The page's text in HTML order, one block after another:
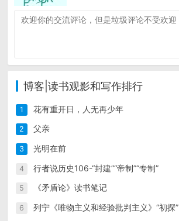
博客|读书观影和写作排行
1 花有重开日，人无再少年
2 父亲
3 光明在前
4 行者说历史106-“封建”“帝制”“专制”
5 《矛盾论》读书笔记
6 列宁《唯物主义和经验批判主义》“初探”